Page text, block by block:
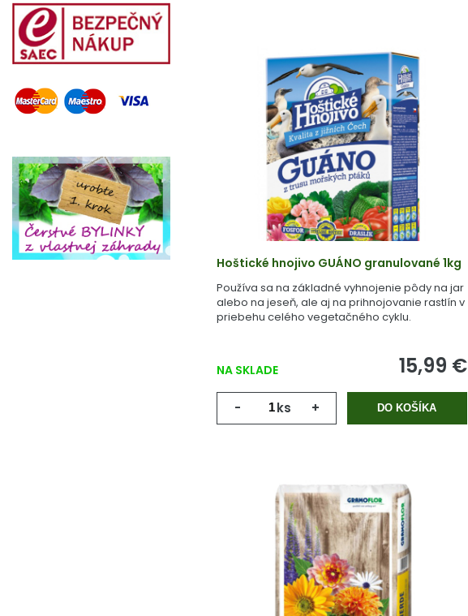
Hoštické hnojivo GUÁNO granulované 1kg
Používa sa na základné vyhnojenie pôdy na jar
alebo na jeseň, ale aj na prihnojovanie rastlín v
priebehu celého vegetačného cyklu.
NA SKLADE 15,99 €
- ks + DO KOŠÍKA